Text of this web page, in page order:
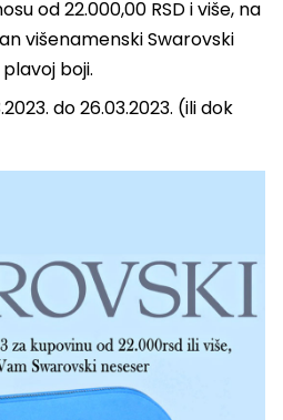
od 22.000,00 RSD i više, na
višenamenski Swarovski
boji.
do 26.03.2023. (ili dok